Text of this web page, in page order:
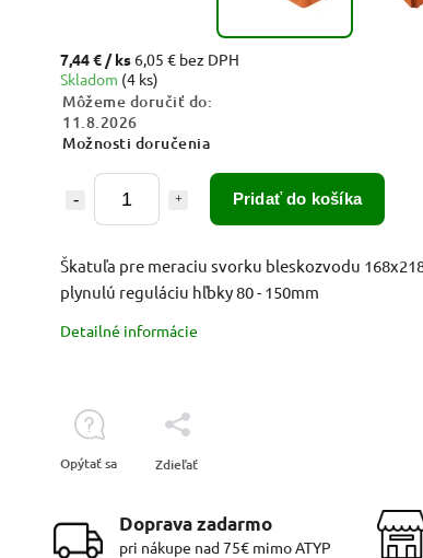
7,44 € / ks 6,05 € bez DPH
Skladom (4 ks)
Môžeme doručiť do:
11.8.2026
Možnosti doručenia
Pridať do košíka
Škatuľa pre meraciu svorku bleskozvodu
plynulú reguláciu hľbky 80 - 150mm
Detailné informácie
Opýtať sa Zdieľať
Doprava zadarmo
pri nákupe nad 75€ mimo ATYP